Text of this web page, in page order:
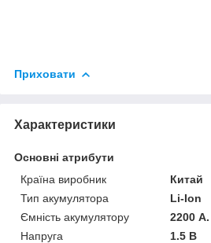
Приховати
Характеристики
Основні атрибути
Країна виробник
Китай
Тип акумулятора
Li-Ion
Ємність акумулятору
2200 А.
Напруга
1.5 В